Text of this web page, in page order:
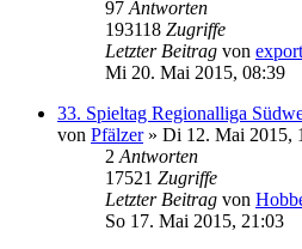
97 Antworten
193118 Zugriffe
Letzter Beitrag von
Mi 20. Mai 2015, 08:39
33. Spieltag Regionalliga
von Pfälzer» Di 12. Mai 2015,
2 Antworten
17521 Zugriffe
Letzter Beitrag von
So 17. Mai 2015, 21:03